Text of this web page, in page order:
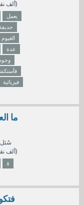
202ألف نقاط)
يعمل
حديقة
الغيوم
عدة
وجود
فيزيائية
سُئل
202ألف نقاط)
٨